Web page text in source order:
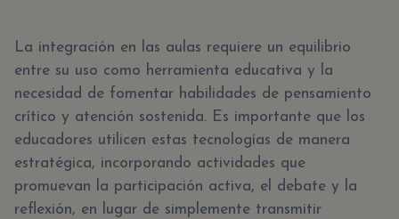
La integración en las aulas requiere un equilibrio
entre su uso como herramienta educativa y la
necesidad de fomentar habilidades de pensamiento
crítico y atención sostenida. Es importante que los
educadores utilicen estas tecnologías de manera
estratégica, incorporando actividades que
promuevan la participación activa, el debate y la
reflexión, en lugar de simplemente transmitir